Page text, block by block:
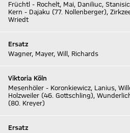
Früchtl - Rochelt, Mai, Daniliuc,
Kern - Dajaku (77. Nollenberger),
Wriedt
Ersatz
Wagner, Mayer, Will, Richards
Viktoria Köln
Mesenhöler - Koronkiewicz, Lanius,
Holzweiler (46. Gottschling),
(80. Kreyer)
Ersatz